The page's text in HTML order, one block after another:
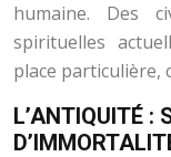
humaine. Des
spirituelles
place particulière,
L’ANTIQUITÉ :